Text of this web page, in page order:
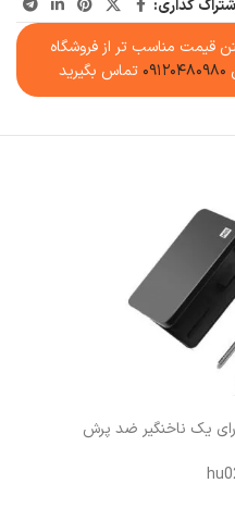
گذاری:
قیمت مناسب تر از فروشگاه
۰۹۱۲۰۴۸۰۹۸۰ تماس بگیرید